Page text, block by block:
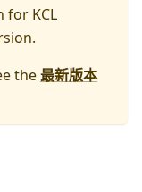
for KCL
the最新版本